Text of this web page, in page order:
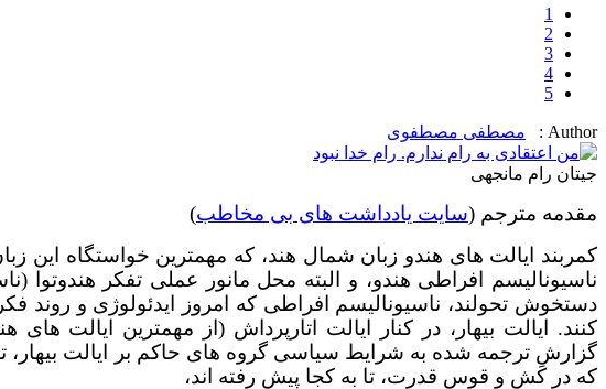
1
2
3
4
5
Author : مصطفی مصطفوی
جیتان رام مانجهی
مقدمه مترجم (سایت یادداشت های بی مخاطب)
کمربند ایالت های هندو زبان شمال هند، که مهمترین خواستگاه این
ناسیونالیسم افراطی هندو، و البته محل مانور عملی تفکر هندوتوا
دستخوش تحولند، ناسیونالیسم افراطی که امروز ایدئولوژی و روند
کنند. ایالت بیهار، در کنار ایالت اتارپرداش (از مهمترین ایالت
گزارشِ ترجمه شده به شرایط سیاسی گروه های حاکم بر ایالت
که در کش و قوس قدرت، تا به کجا پیش رفته اند،